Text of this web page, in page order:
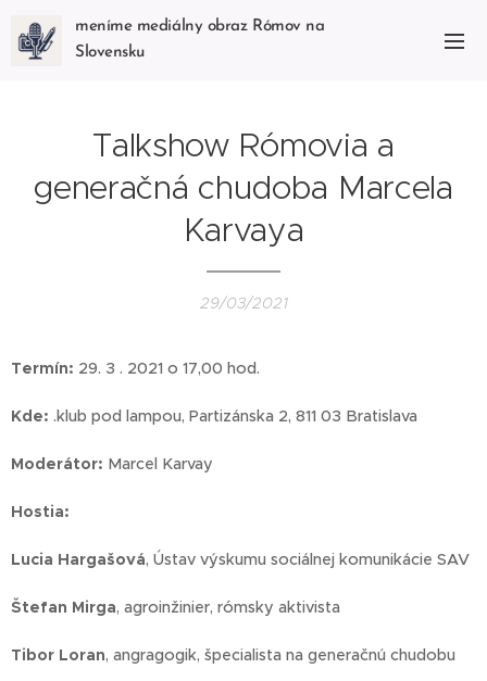
meníme mediálny obraz Rómov na
Slovensku
Talkshow Rómovia a
generačná chudoba Marcela
Karvaya
29/03/2021
Termín: 29. 3 . 2021 o 17,00 hod.
Kde: .klub pod lampou, Partizánska 2, 811 03 Bratislava
Moderátor: Marcel Karvay
Hostia:
Lucia Hargašová, Ústav výskumu sociálnej komunikácie SAV
Štefan Mirga, agroinžinier, rómsky aktivista
Tibor Loran, angragogik, špecialista na generačnú chudobu